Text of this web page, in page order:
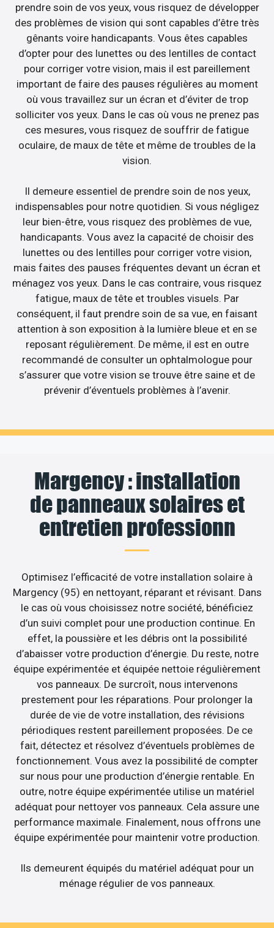
prendre soin de vos yeux, vous risquez de développer
des problèmes de vision qui sont capables d’être très
gênants voire handicapants. Vous êtes capables
d’opter pour des lunettes ou des lentilles de contact
pour corriger votre vision, mais il est pareillement
important de faire des pauses régulières au moment
où vous travaillez sur un écran et d’éviter de trop
solliciter vos yeux. Dans le cas où vous ne prenez pas
ces mesures, vous risquez de souffrir de fatigue
oculaire, de maux de tête et même de troubles de la
vision.
Il demeure essentiel de prendre soin de nos yeux,
indispensables pour notre quotidien. Si vous négligez
leur bien-être, vous risquez des problèmes de vue,
handicapants. Vous avez la capacité de choisir des
lunettes ou des lentilles pour corriger votre vision,
mais faites des pauses fréquentes devant un écran et
ménagez vos yeux. Dans le cas contraire, vous risquez
fatigue, maux de tête et troubles visuels. Par
conséquent, il faut prendre soin de sa vue, en faisant
attention à son exposition à la lumière bleue et en se
reposant régulièrement. De même, il est en outre
recommandé de consulter un ophtalmologue pour
s’assurer que votre vision se trouve être saine et de
prévenir d’éventuels problèmes à l’avenir.
Margency : installation
de panneaux solaires et
entretien professionn
Optimisez l’efficacité de votre installation solaire à
Margency (95) en nettoyant, réparant et révisant. Dans
le cas où vous choisissez notre société, bénéficiez
d’un suivi complet pour une production continue. En
effet, la poussière et les débris ont la possibilité
d’abaisser votre production d’énergie. Du reste, notre
équipe expérimentée et équipée nettoie régulièrement
vos panneaux. De surcroît, nous intervenons
prestement pour les réparations. Pour prolonger la
durée de vie de votre installation, des révisions
périodiques restent pareillement proposées. De ce
fait, détectez et résolvez d’éventuels problèmes de
fonctionnement. Vous avez la possibilité de compter
sur nous pour une production d’énergie rentable. En
outre, notre équipe expérimentée utilise un matériel
adéquat pour nettoyer vos panneaux. Cela assure une
performance maximale. Finalement, nous offrons une
équipe expérimentée pour maintenir votre production.
Ils demeurent équipés du matériel adéquat pour un
ménage régulier de vos panneaux.